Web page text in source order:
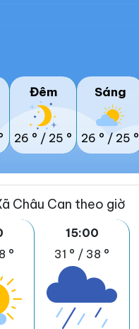
Đêm
26 ° / 25 °
Sáng
26 ° / 25 °
Châu Can theo giờ
°
15:00
31 ° / 38 °